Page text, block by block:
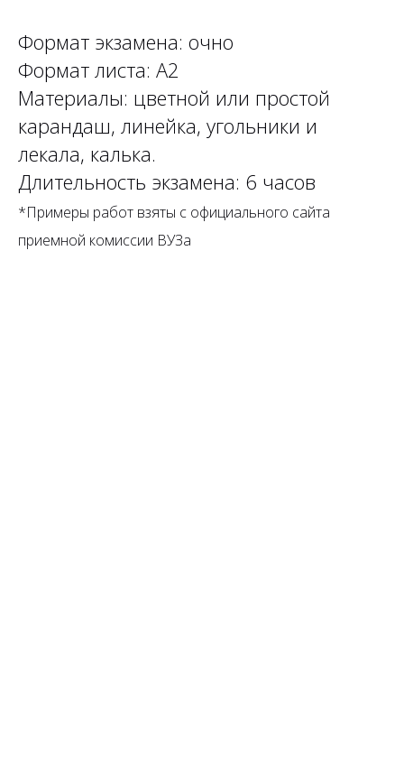
Формат экзамена: очно
Формат листа: А2
Материалы: цветной или простой
карандаш, линейка, угольники и
лекала, калька.
Длительность экзамена: 6 часов
*Примеры работ взяты с официального сайта
приемной комиссии ВУЗа